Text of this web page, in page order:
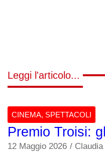
Leggi l'articolo...
CINEMA, SPETTACOLI
Premio Troisi:
12 Maggio 2026 /